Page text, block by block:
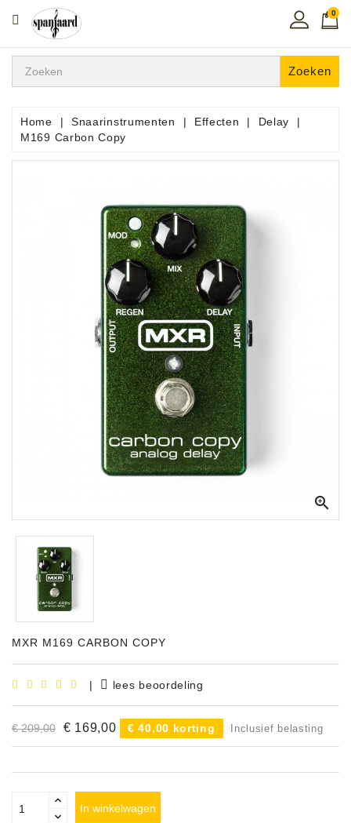
CATEGORIE
Home
In
De
Snaarinstrumenten
Blaasinstrumenten
Microfoons
Versterking
Instrumenten
Celtic
Shop
Bladmuziek
Accessoires
MODELLEN
OPRUIMING
0
Zoeken
Home Snaarinstrumenten Effecten
Delay
M169 Carbon Copy

MXR M169 CARBON COPY
| lees beoordeling
€ 209,00 € 169,00 € 40,00 korting Inclusief belasting
In winkelwagen